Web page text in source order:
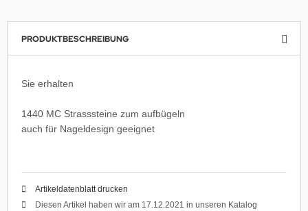
PRODUKTBESCHREIBUNG
Sie erhalten
1440 MC Strasssteine zum aufbügeln
auch für Nageldesign geeignet
Artikeldatenblatt drucken
Diesen Artikel haben wir am 17.12.2021 in unseren Katalog